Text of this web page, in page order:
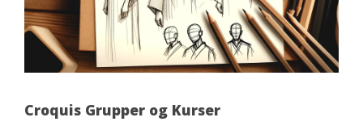
Croquis Grupper og Kurser